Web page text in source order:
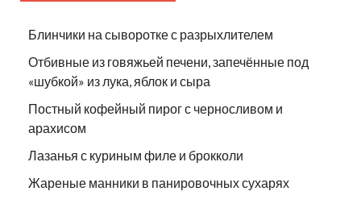
Блинчики на сыворотке с разрыхлителем
Отбивные из говяжьей печени, запечённые под
«шубкой» из лука, яблок и сыра
Постный кофейный пирог с черносливом и
арахисом
Лазанья с куриным филе и брокколи
Жареные манники в панировочных сухарях